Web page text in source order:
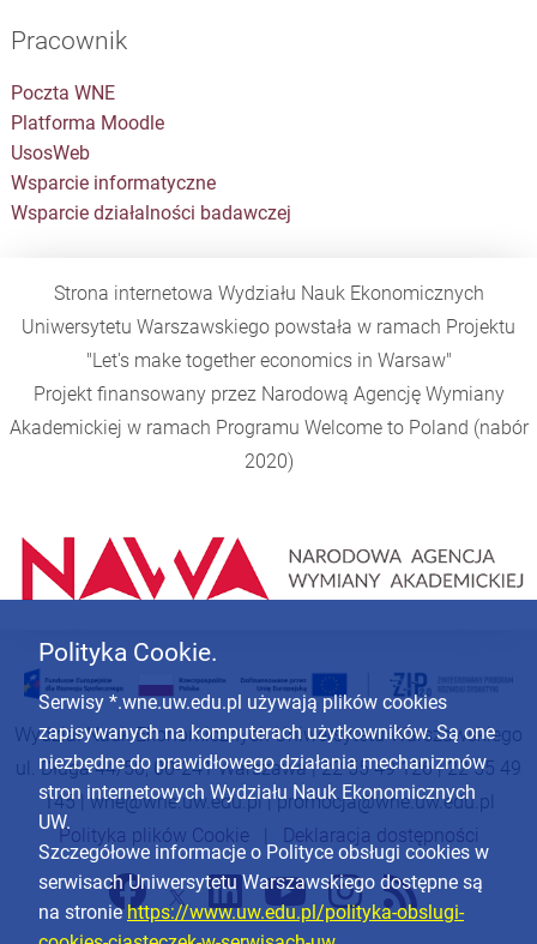
Pracownik
Poczta WNE
Platforma Moodle
UsosWeb
Wsparcie informatyczne
Wsparcie działalności badawczej
Strona internetowa Wydziału Nauk Ekonomicznych
Uniwersytetu Warszawskiego powstała w ramach Projektu
"Let's make together economics in Warsaw"
Projekt finansowany przez Narodową Agencję Wymiany
Akademickiej w ramach Programu Welcome to Poland (nabór
2020)
Wydział Nauk Ekonomicznych Uniwersytetu Warszawskiego
ul. Długa 44/50, 00-241 Warszawa | 22 55 49 126 | 22 55 49
145 |wne@wne.uw.edu.pl|promocja@wne.uw.edu.pl
Polityka plików Cookie| Deklaracja dostępności
Polityka Cookie.
Serwisy *.wne.uw.edu.pl używają plików cookies
zapisywanych na komputerach użytkowników. Są one
niezbędne do prawidłowego działania mechanizmów
stron internetowych Wydziału Nauk Ekonomicznych
UW.
Szczegółowe informacje o Polityce obsługi cookies w
serwisach Uniwersytetu Warszawskiego dostępne są
na stroniehttps://www.uw.edu.pl/polityka-obslugi-